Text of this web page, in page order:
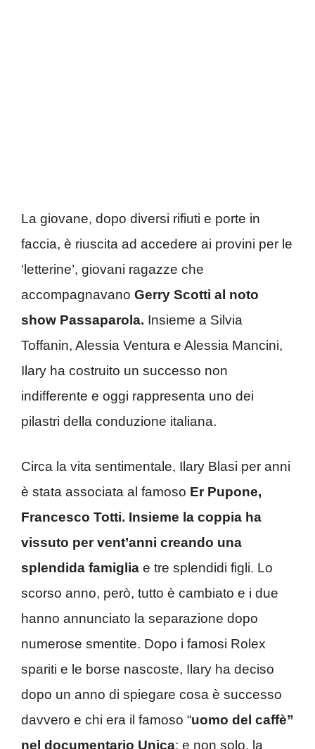
La giovane, dopo diversi rifiuti e porte in
faccia, è riuscita ad accedere ai provini per le
‘letterine’, giovani ragazze che
accompagnavano Gerry Scotti al noto
show Passaparola. Insieme a Silvia
Toffanin, Alessia Ventura e Alessia Mancini,
Ilary ha costruito un successo non
indifferente e oggi rappresenta uno dei
pilastri della conduzione italiana.
Circa la vita sentimentale, Ilary Blasi per anni
è stata associata al famoso Er Pupone,
Francesco Totti. Insieme la coppia ha
vissuto per vent’anni creando una
splendida famiglia e tre splendidi figli. Lo
scorso anno, però, tutto è cambiato e i due
hanno annunciato la separazione dopo
numerose smentite. Dopo i famosi Rolex
spariti e le borse nascoste, Ilary ha deciso
dopo un anno di spiegare cosa è successo
davvero e chi era il famoso “uomo del caffè”
nel documentario Unica; e non solo, la